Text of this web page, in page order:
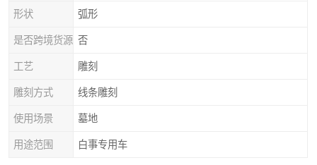
形状 弧形
是否跨境货源 否
工艺 雕刻
雕刻方式 线条雕刻
使用场景 墓地
用途范围 白事专用车